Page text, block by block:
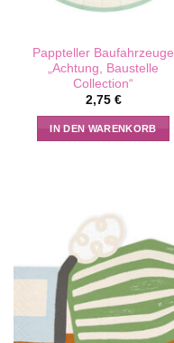
Pappteller Baufahrzeuge
„Achtung, Baustelle
Collection“
2,75 €
IN DEN WARENKORB